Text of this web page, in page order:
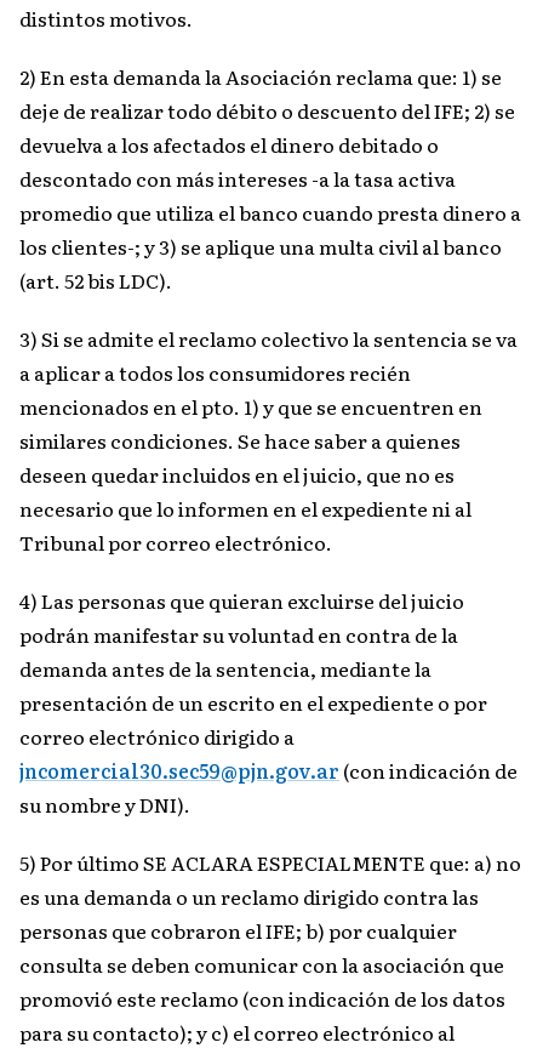
distintos motivos.
2) En esta demanda la Asociación reclama que: 1) se
deje de realizar todo débito o descuento del IFE; 2) se
devuelva a los afectados el dinero debitado o
descontado con más intereses -a la tasa activa
promedio que utiliza el banco cuando presta dinero a
los clientes-; y 3) se aplique una multa civil al banco
(art. 52 bis LDC).
3) Si se admite el reclamo colectivo la sentencia se va
a aplicar a todos los consumidores recién
mencionados en el pto. 1) y que se encuentren en
similares condiciones. Se hace saber a quienes
deseen quedar incluidos en el juicio, que no es
necesario que lo informen en el expediente ni al
Tribunal por correo electrónico.
4) Las personas que quieran excluirse del juicio
podrán manifestar su voluntad en contra de la
demanda antes de la sentencia, mediante la
presentación de un escrito en el expediente o por
correo electrónico dirigido a
jncomercial30.sec59@pjn.gov.ar (con indicación de
su nombre y DNI).
5) Por último SE ACLARA ESPECIALMENTE que: a) no
es una demanda o un reclamo dirigido contra las
personas que cobraron el IFE; b) por cualquier
consulta se deben comunicar con la asociación que
promovió este reclamo (con indicación de los datos
para su contacto); y c) el correo electrónico al